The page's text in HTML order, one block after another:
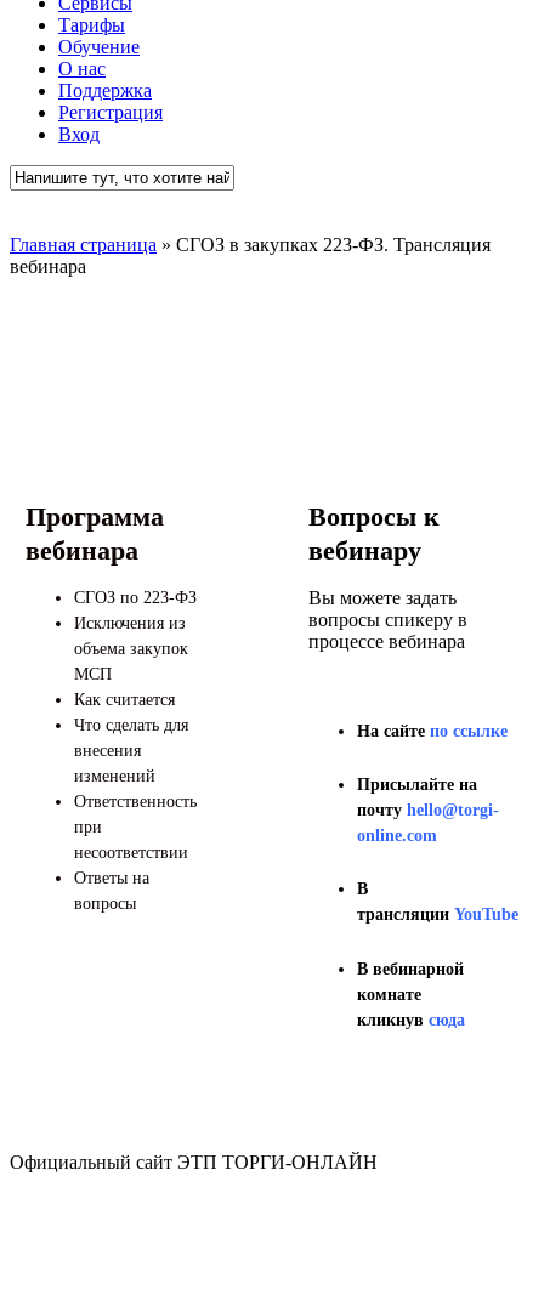
Тарифы
Обучение
О нас
Поддержка
Регистрация
Вход
Главная страница » СГОЗ в закупках 223-ФЗ. Трансляция
вебинара
Программа
вебинара
СГОЗ по 223-ФЗ
Исключения из
объема закупок
МСП
Как считается
Что сделать для
внесения
изменений
Ответственность
при
несоответствии
Ответы на
вопросы
Вопросы к
вебинару
Вы можете задать
вопросы спикеру в
процессе вебинара
На сайте по ссылке
Присылайте на
почту hello@torgi-
online.com
В
трансляции YouTube
В вебинарной
комнате
кликнув сюда
Официальный сайт ЭТП ТОРГИ-ОНЛАЙН